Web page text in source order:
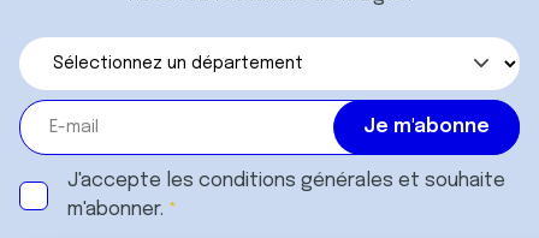
J'accepte les conditions générales et souhaite
m'abonner.